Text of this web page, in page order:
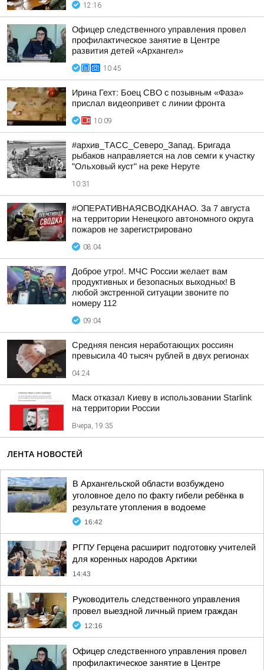
12:16
Офицер следственного управления провел
профилактическое занятие в Центре
развития детей «Архангел»
10:45
Ирина Гехт: Боец СВО с позывным «Фаза»
прислал видеопривет с линии фронта
10:09
#архив_ТАСС_Северо_Запад. Бригада
рыбаков направляется на лов семги к участку
"Ольховый куст" на реке Неруте
10:31
#ОПЕРАТИВНАЯСВОДКАНАО. За 7 августа
на территории Ненецкого автономного округа
пожаров не зарегистрировано
08:04
Доброе утро!. МЧС России желает вам
продуктивных и безопасных выходных! В
любой экстренной ситуации звоните по
номеру 112
09:04
Средняя пенсия неработающих россиян
превысила 40 тысяч рублей в двух регионах
04:24
Маск отказал Киеву в использовании Starlink
на территории России
Вчера, 19:35
ЛЕНТА НОВОСТЕЙ
В Архангельской области возбуждено
уголовное дело по факту гибели ребёнка в
результате утопления в водоеме
16:42
РГПУ Герцена расширит подготовку учителей
для коренных народов Арктики
14:43
Руководитель следственного управления
провел выездной личный прием граждан
12:16
Офицер следственного управления провел
профилактическое занятие в Центре